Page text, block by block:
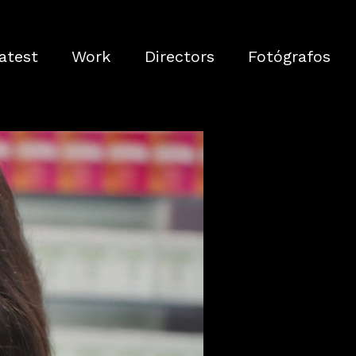
Work Directors Fotógrafos